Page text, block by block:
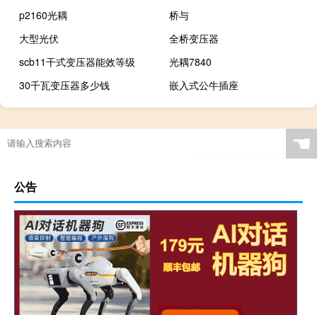
p2160光耦
桥与
大型光伏
全桥变压器
scb11干式变压器能效等级
光耦7840
30千瓦变压器多少钱
嵌入式公牛插座
☚
公告